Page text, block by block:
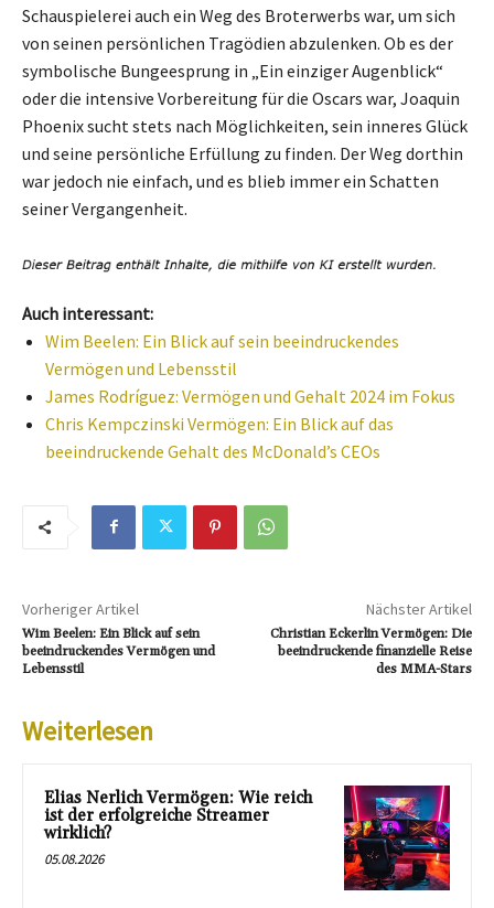
Schauspielerei auch ein Weg des Broterwerbs war, um sich
von seinen persönlichen Tragödien abzulenken. Ob es der
symbolische Bungeesprung in „Ein einziger Augenblick“
oder die intensive Vorbereitung für die Oscars war, Joaquin
Phoenix sucht stets nach Möglichkeiten, sein inneres Glück
und seine persönliche Erfüllung zu finden. Der Weg dorthin
war jedoch nie einfach, und es blieb immer ein Schatten
seiner Vergangenheit.
Auch interessant:
Wim Beelen: Ein Blick auf sein beeindruckendes
Vermögen und Lebensstil
James Rodríguez: Vermögen und Gehalt 2024 im Fokus
Chris Kempczinski Vermögen: Ein Blick auf das
beeindruckende Gehalt des McDonald’s CEOs
Vorheriger Artikel
Wim Beelen: Ein Blick auf sein
beeindruckendes Vermögen und
Lebensstil
Nächster Artikel
Christian Eckerlin Vermögen: Die
beeindruckende finanzielle Reise
des MMA-Stars
Weiterlesen
Elias Nerlich Vermögen: Wie reich
ist der erfolgreiche Streamer
wirklich?
05.08.2026